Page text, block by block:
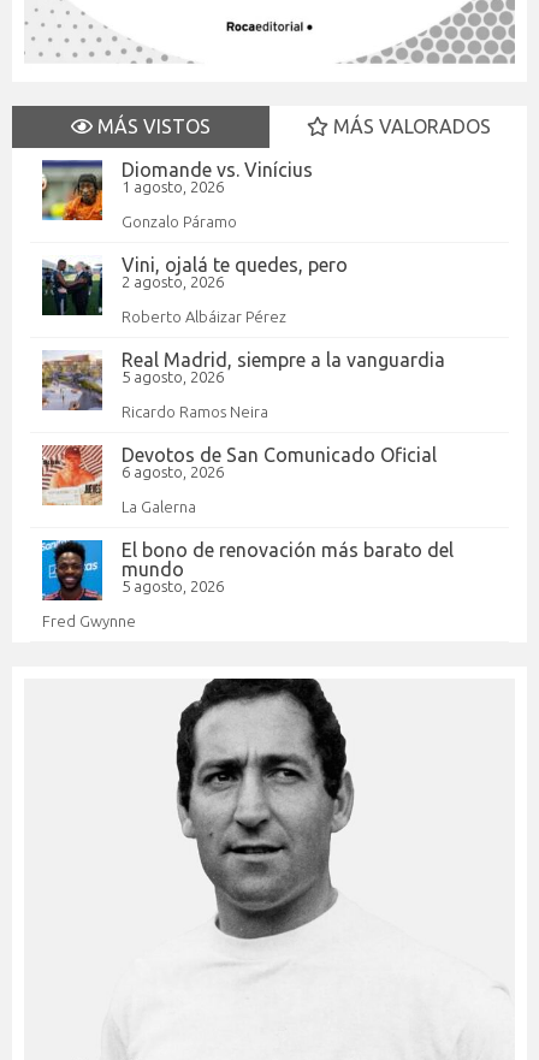
MÁS VISTOS
MÁS VALORADOS
Diomande vs. Vinícius
1 agosto, 2026
Gonzalo Páramo
Vini, ojalá te quedes, pero
2 agosto, 2026
Roberto Albáizar Pérez
Real Madrid, siempre a la vanguardia
5 agosto, 2026
Ricardo Ramos Neira
Devotos de San Comunicado Oficial
6 agosto, 2026
La Galerna
El bono de renovación más barato del
mundo
5 agosto, 2026
Fred Gwynne